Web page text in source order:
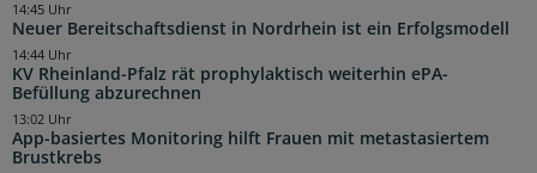
Neuer Bereitschaftsdienst in Nordrhein ist ein Erfolgsmodell
14:45 Uhr
KV Rheinland-Pfalz rät prophylaktisch weiterhin ePA-
Befüllung abzurechnen
14:44 Uhr
App-basiertes Monitoring hilft Frauen mit metastasiertem
Brustkrebs
13:02 Uhr